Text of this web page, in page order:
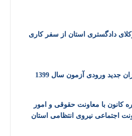
دادگستری استان از سفر کاری
جدید ورودی آزمون سال 1399
کانون با معاونت حقوقی و امور
اجتماعی نیروی انتظامی استان